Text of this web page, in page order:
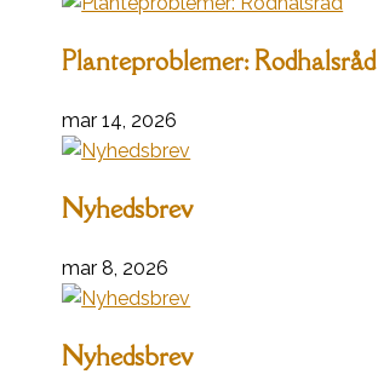
Planteproblemer: Rodhalsråd
mar 14, 2026
Nyhedsbrev
mar 8, 2026
Nyhedsbrev